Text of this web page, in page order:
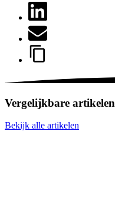
Vergelijkbare artikelen
Bekijk alle artikelen